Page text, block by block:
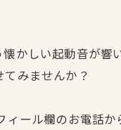
かしい起動音が響
みませんか？
ール欄のお電話か